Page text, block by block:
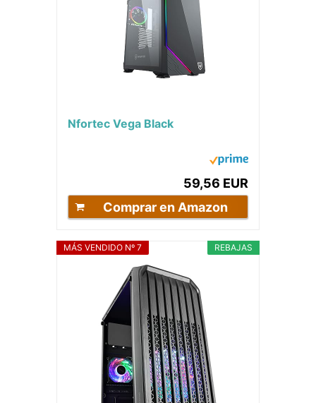
Nfortec Vega Black
59,56 EUR
Comprar en Amazon
REBAJAS
MÁS VENDIDO Nº 7